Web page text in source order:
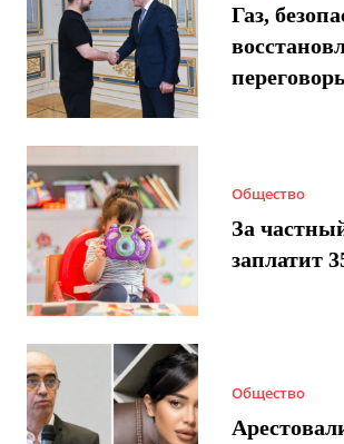
Газ,
Общество
За
заплатит
Общество